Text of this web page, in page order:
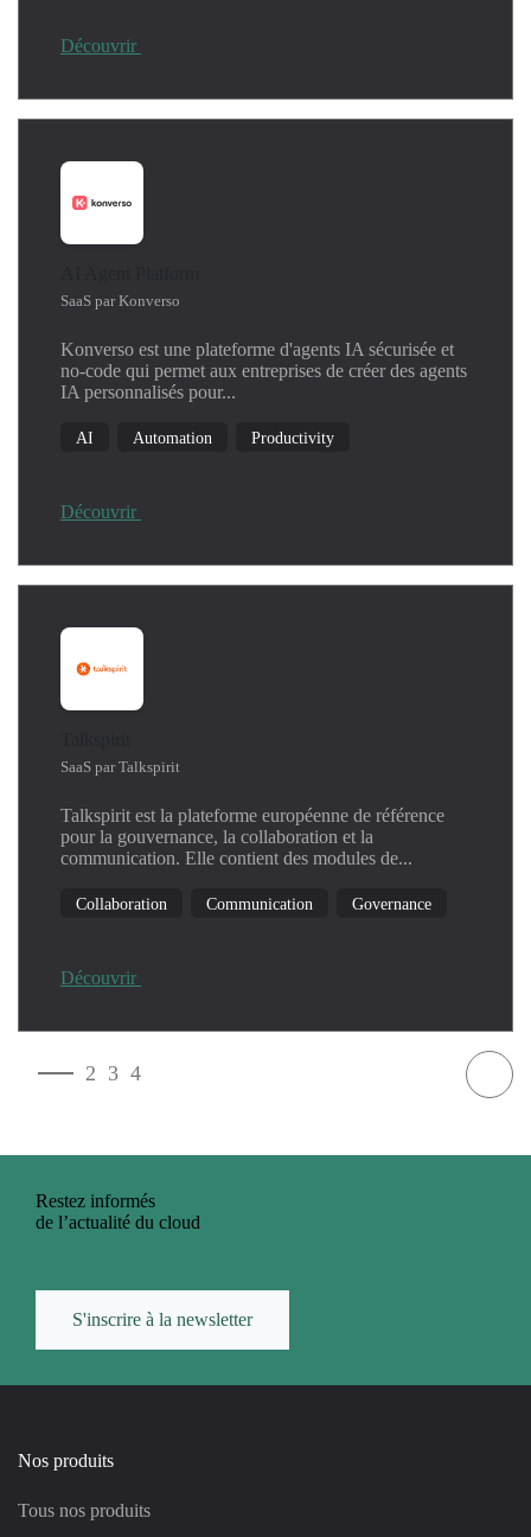
Découvrir
SaaS par Konverso
Konverso est une plateforme d'agents IA sécurisée et
no-code qui permet aux entreprises de créer des agents
IA personnalisés pour...
AI Automation Productivity
Découvrir
SaaS par Talkspirit
Talkspirit est la plateforme européenne de référence
pour la gouvernance, la collaboration et la
communication. Elle contient des modules de...
Collaboration Communication Governance
Découvrir
2 3 4
Restez informés
de l’actualité du cloud
S'inscrire à la newsletter
Nos produits
Tous nos produits